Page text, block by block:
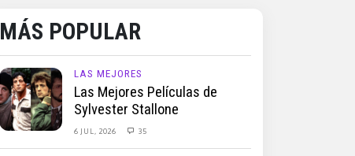
MÁS POPULAR
LAS MEJORES
Las Mejores Películas de
Sylvester Stallone
6 JUL, 2026 35